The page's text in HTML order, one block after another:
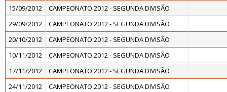
15/09/2012
CAMPEONATO 2012 - SEGUNDA DIVISÃO
29/09/2012
CAMPEONATO 2012 - SEGUNDA DIVISÃO
20/10/2012
CAMPEONATO 2012 - SEGUNDA DIVISÃO
10/11/2012
CAMPEONATO 2012 - SEGUNDA DIVISÃO
17/11/2012
CAMPEONATO 2012 - SEGUNDA DIVISÃO
24/11/2012
CAMPEONATO 2012 - SEGUNDA DIVISÃO